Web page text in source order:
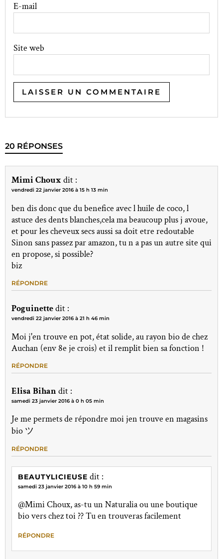
E-mail
Site web
20 RÉPONSES
Mimi Choux dit :
vendredi 22 janvier 2016 à 15 h 13 min
ben dis donc que du benefice avec l huile de coco, l
astuce des dents blanches,cela ma beaucoup plus j avoue,
et pour les cheveux secs aussi sa doit etre redoutable
Sinon sans passez par amazon, tu n a pas un autre site qui
en propose, si possible?
biz
RÉPONDRE
Poguinettedit :
vendredi 22 janvier 2016 à 21 h 46 min
Moi j'en trouve en pot, état solide, au rayon bio de chez
Auchan (env 8e je crois) et il remplit bien sa fonction !
RÉPONDRE
Elisa Bihandit :
samedi 23 janvier 2016 à 0 h 05 min
Je me permets de répondre moi jen trouve en magasins
bio ツ
RÉPONDRE
BEAUTYLICIEUSE dit :
samedi 23 janvier 2016 à 10 h 59 min
@Mimi Choux, as-tu un Naturalia ou une boutique
bio vers chez toi ?? Tu en trouveras facilement
RÉPONDRE